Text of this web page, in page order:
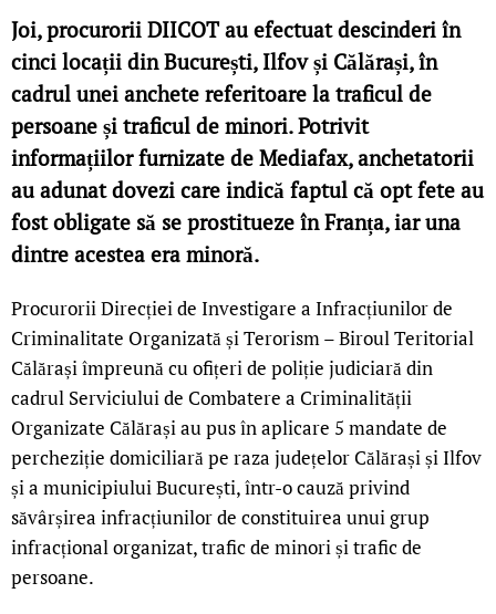
Joi, procurorii DIICOT au efectuat descinderi în
cinci locații din București, Ilfov și Călărași, în
cadrul unei anchete referitoare la traficul de
persoane și traficul de minori. Potrivit
informațiilor furnizate de Mediafax, anchetatorii
au adunat dovezi care indică faptul că opt fete au
fost obligate să se prostitueze în Franța, iar una
dintre acestea era minoră.
Procurorii Direcției de Investigare a Infracțiunilor de
Criminalitate Organizată și Terorism – Biroul Teritorial
Călărași împreună cu ofițeri de poliție judiciară din
cadrul Serviciului de Combatere a Criminalității
Organizate Călărași au pus în aplicare 5 mandate de
percheziție domiciliară pe raza județelor Călărași și Ilfov
și a municipiului București, într-o cauză privind
săvârșirea infracțiunilor de constituirea unui grup
infracțional organizat, trafic de minori și trafic de
persoane.